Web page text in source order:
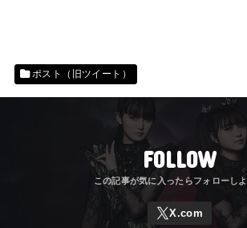
ポスト（旧ツイート）
FOLLOW